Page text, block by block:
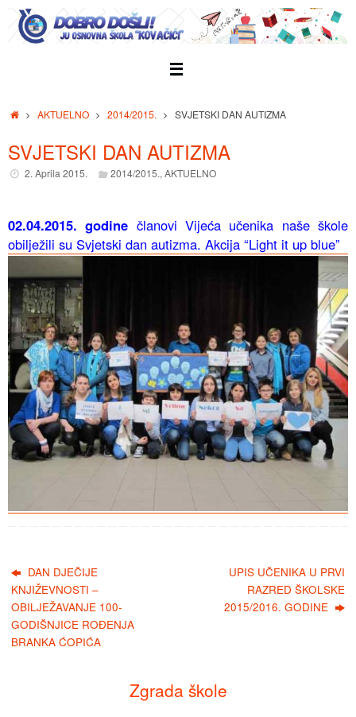
Skip
content
HomeAKTUELNO 2014/2015. SVJETSKI DAN AUTIZMA
SVJETSKI DAN AUTIZMA
2. Aprila 2015. 2014/2015.,AKTUELNO
02.04.2015. godine članovi Vijeća učenika naše škole
obilježili su Svjetski dan autizma. Akcija “Light it up blue”
DAN DJEČIJE
KNJIŽEVNOSTI –
OBILJEŽAVANJE 100-
GODIŠNJICE ROĐENJA
BRANKA ĆOPIĆA
UPIS UČENIKA U PRVI
RAZRED ŠKOLSKE
2015/2016. GODINE
Zgrada škole